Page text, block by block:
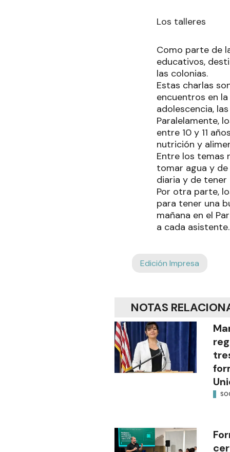
Los talleres
Como parte de
educativos,
las colonias.
Estas charlas
encuentros en
adolescencia,
Paralelamente,
entre 10 y 11
nutrición y
Entre los temas
tomar agua y
diaria y de
Por otra parte,
para tener una
mañana en el
a cada asistente.
Edición Impresa
NOTAS